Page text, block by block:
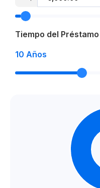
Tiempo del Préstamo
10 Años